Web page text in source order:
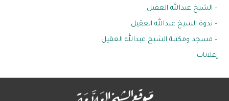
– الشيخ عبدالله العقيل
– ندوة الشيخ عبدالله العقيل
– مسجد ومكتبة الشيخ عبدالله العقيل
إعلانات